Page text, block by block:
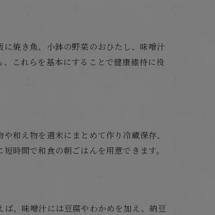
焼き魚、小鉢の野菜のおひたし、味噌汁
これらを基本にすることで健康維持に役
和え物を週末にまとめて作り冷蔵保存、
時間で和食の朝ごはんを用意できます。
、味噌汁には豆腐やわかめを加え、納豆